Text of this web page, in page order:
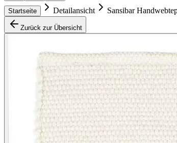
Startseite Detailansicht Sansibar
Zurück zur Übersicht